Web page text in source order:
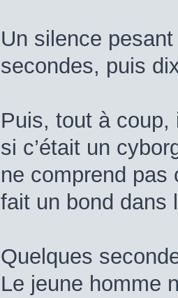
Un silence pesant
secondes, puis
Puis, tout à
si c’était un
ne comprend pas
fait un bond dans
Quelques
Le jeune homme